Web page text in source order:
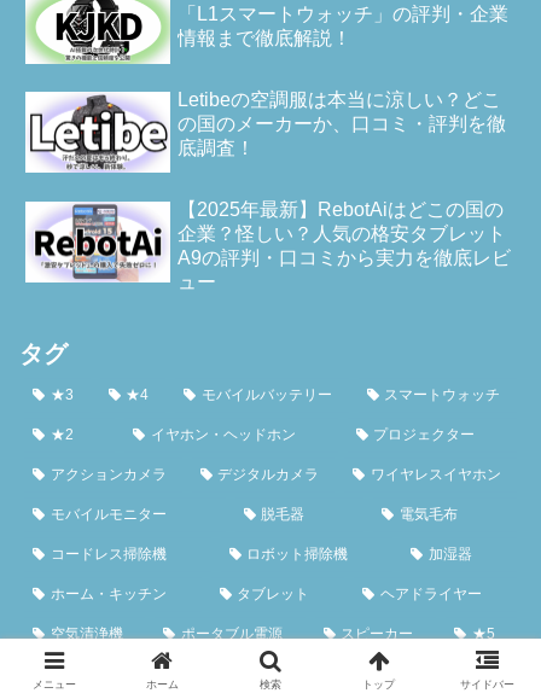
「L1スマートウォッチ」の評判・企業
情報まで徹底解説！
Letibeの空調服は本当に涼しい？どこ
の国のメーカーか、口コミ・評判を徹
底調査！
【2025年最新】RebotAiはどこの国の
企業？怪しい？人気の格安タブレット
A9の評判・口コミから実力を徹底レビ
ュー
タグ
★3 ★4 モバイルバッテリー スマートウォッチ
★2 イヤホン・ヘッドホン プロジェクター
アクションカメラ デジタルカメラ ワイヤレスイヤホン
モバイルモニター 脱毛器 電気毛布
コードレス掃除機 ロボット掃除機 加湿器
ホーム・キッチン タブレット ヘアドライヤー
空気清浄機 ポータブル電源 スピーカー ★5
防犯カメラ 掃除機
メニュー ホーム 検索 トップ サイドバー